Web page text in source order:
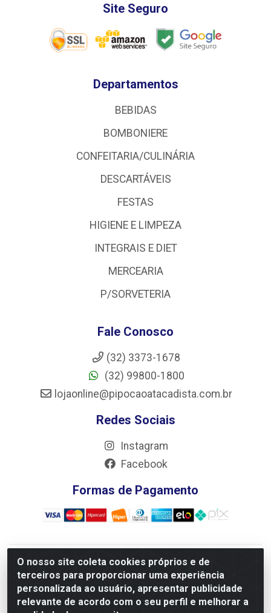
O nosso site coleta cookies próprios e de
terceiros para proporcionar uma experiência
personalizada ao usuário, apresentar publicidade
relevante de acordo com o seu perfil e melhorar a
Site Seguro
Departamentos
BEBIDAS
BOMBONIERE
CONFEITARIA/CULINÁRIA
DESCARTÁVEIS
FESTAS
HIGIENE E LIMPEZA
INTEGRAIS E DIET
MERCEARIA
P/SORVETERIA
Fale Conosco
(32) 3373-1678
(32) 99800-1800
lojaonline@pipocaoatacadista.com.br
Redes Sociais
Instagram
Facebook
Formas de Pagamento
JRS Distribuição e Logística LTDA - Rua Antônio do
Sacramento Torga 70, Vila Nossa Senhora de Fatima - São
João Del Rei/MG - CEP 36305-334 - CNPJ 66.194.085/0001-
02